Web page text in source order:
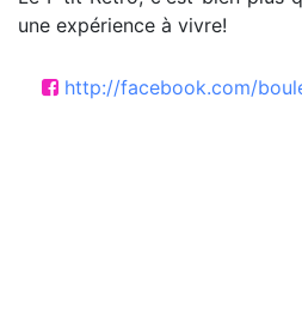
une expérience à vivre!
http://facebook.com/